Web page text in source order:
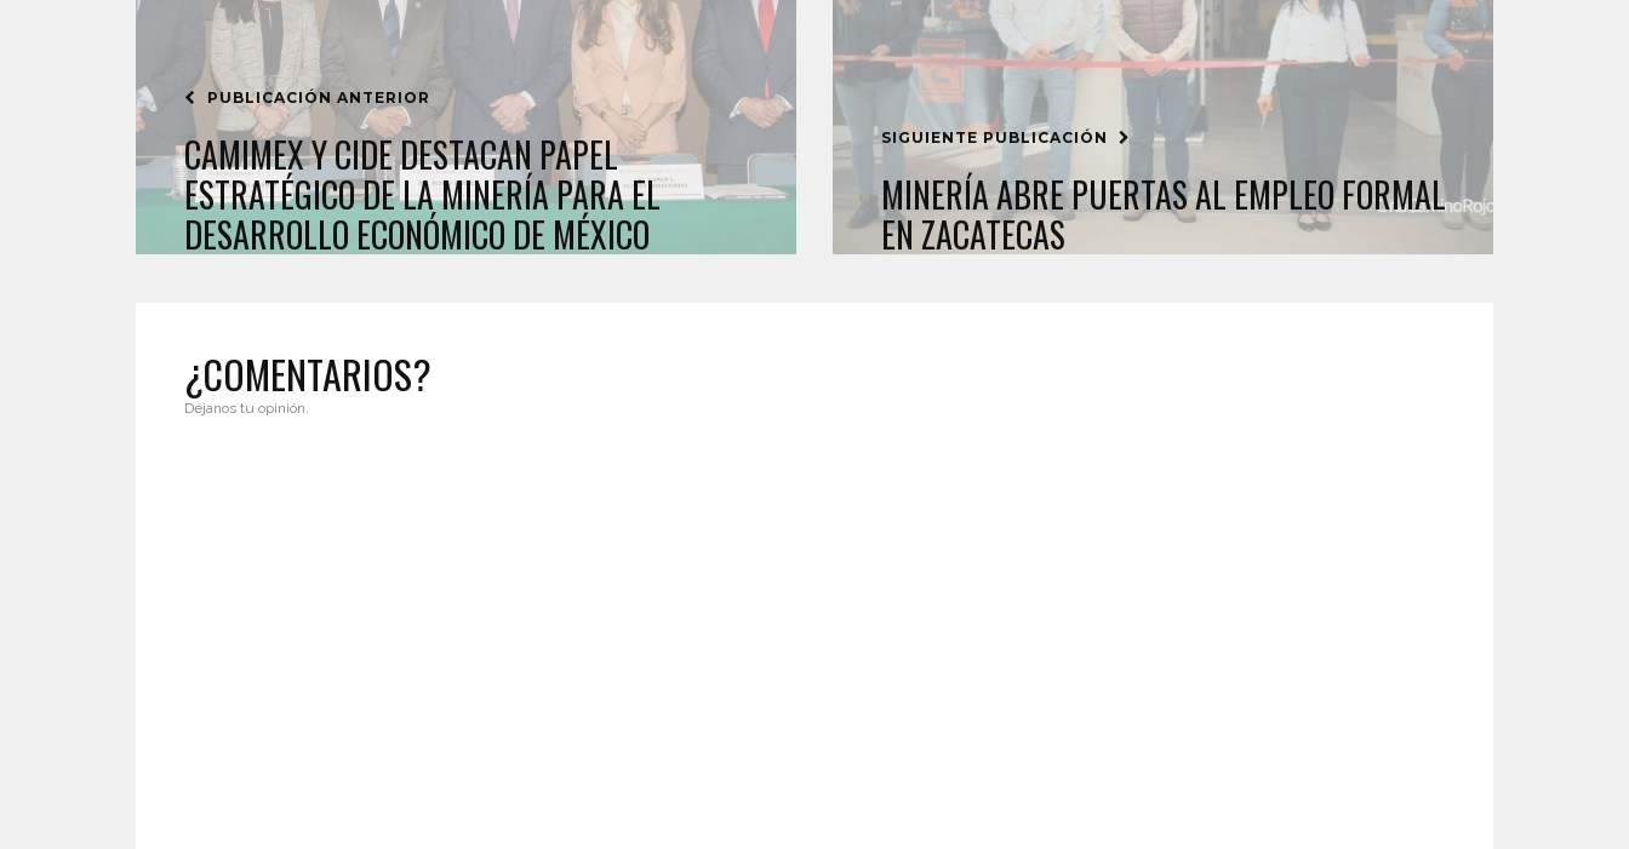
PUBLICACIÓN ANTERIOR
CAMIMEX Y CIDE DESTACAN PAPEL
ESTRATÉGICO DE LA MINERÍA PARA EL
DESARROLLO ECONÓMICO DE MÉXICO
SIGUIENTE PUBLICACIÓN
MINERÍA ABRE PUERTAS AL EMPLEO FORMAL
EN ZACATECAS
¿COMENTARIOS?
Déjanos tu opinión.